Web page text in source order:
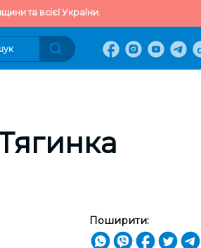
та всієї України.
Поширити: